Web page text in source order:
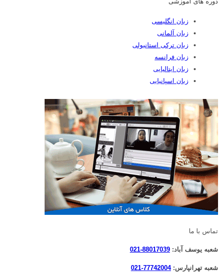
زبان انگلیسی
زبان آلمانی
زبان ترکی استانبولی
زبان فرانسه
زبان ایتالیایی
زبان اسپانیایی
تماس با ما
شعبه یوسف آباد: 88017039-021
شعبه تهرانپارس:77742004-021